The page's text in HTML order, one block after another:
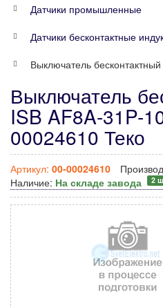
Датчики промышленные
Датчики бесконтактные
Выключатель
Выключатель
ISB AF8A-31P-
00024610 Теко
Артикул: 00-00024610
Наличие: На складе завода 2